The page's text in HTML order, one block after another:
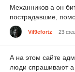
Механников а он
пострадавшие,
Vil9efortz 23
А на этом сайте
люди спрашивают а